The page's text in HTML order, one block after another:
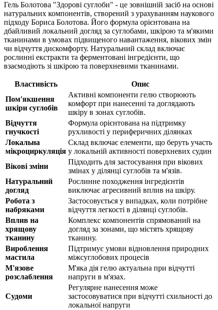
Гель Болотова "Здорові суглоби" - це зовнішній засіб на основі
натуральних компонентів, створений з урахуванням наукового
підходу Бориса Болотова. Його формула орієнтована на
дбайливий локальний догляд за суглобами, шкірою та м'якими
тканинами в умовах підвищеного навантаження, вікових змін
чи відчуття дискомфорту. Натуральний склад включає
рослинні екстракти та ферментовані інгредієнти, що
взаємодіють зі шкірою та поверхневими тканинами.
Властивість
Опис
Пом'якшення
шкіри суглобів
Активні компоненти гелю створюють
комфорт при нанесенні та доглядають
шкіру в зонах суглобів.
Відчуття
гнучкості
Формула орієнтована на підтримку
рухливості у периферичних ділянках
Локальна
мікроциркуляція
Склад включає елементи, що беруть участь
у локальній активності поверхневих судин
Вікові зміни
Підходить для застосування при вікових
змінах у ділянці суглобів та м'язів.
Натуральний
догляд
Рослинне походження інгредієнтів
виключає агресивний вплив на шкіру.
Робота з
набряками
Застосовується у випадках, коли потрібне
відчуття легкості в ділянці суглобів.
Вплив на
хрящову
тканину
Комплекс компонентів спрямований на
догляд за зонами, що містять хрящову
тканину.
Вироблення
мастила
Підтримує умови відновлення природних
міжсуглобових процесів
М'язове
розслаблення
М'яка дія гелю актуальна при відчутті
напруги в м'язах.
Судоми
Регулярне нанесення може
застосовуватися при відчутті схильності до
локальної напруги